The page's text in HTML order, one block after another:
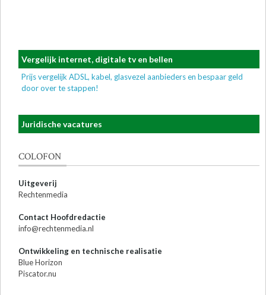
Vergelijk internet, digitale tv en bellen
Prijs vergelijk ADSL, kabel, glasvezel aanbieders en bespaar geld
door over te stappen!
Juridische vacatures
COLOFON
Uitgeverij
Rechtenmedia
Contact Hoofdredactie
info@rechtenmedia.nl
Ontwikkeling en technische realisatie
Blue Horizon
Piscator.nu